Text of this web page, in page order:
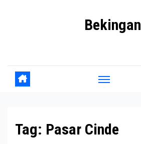
Bekingan
Tag: Pasar Cinde